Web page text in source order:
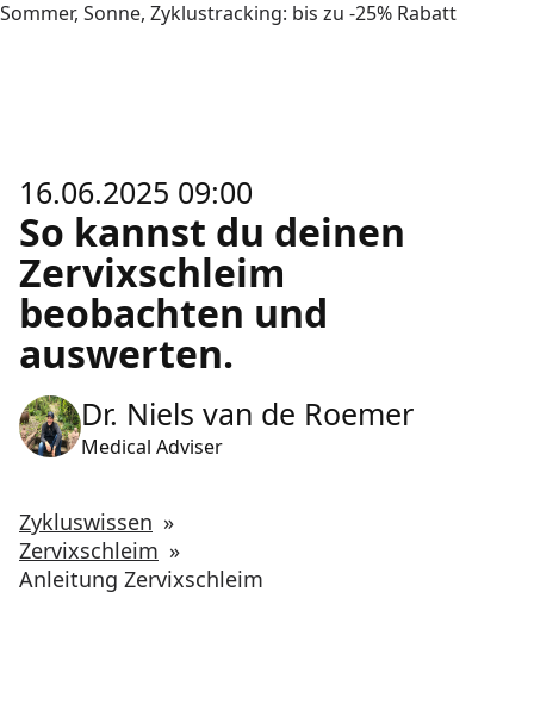
Sommer, Sonne, Zyklustracking: bis zu -25% Rabatt
16.06.2025 09:00
So kannst du deinen
Zervixschleim
beobachten und
auswerten.
Dr. Niels van de Roemer
Medical Adviser
Zykluswissen »
Zervixschleim »
Anleitung Zervixschleim